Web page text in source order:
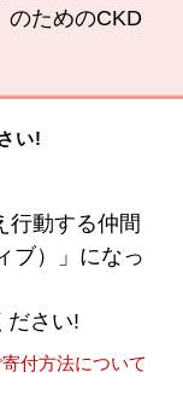
のためのCKD
い!
行動する仲間
ブ）」になっ
ださい!
付方法について